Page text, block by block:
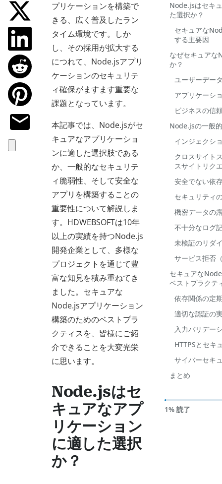
プリケーションを構築で
きる、広く普及したラン
タイム環境です。しか
し、その採用が拡大する
につれて、Node.jsアプリ
ケーションのセキュリテ
ィ確保がますます重要な
課題となっています。
本記事では、Node.jsがセ
キュアなアプリケーショ
ンに適した選択肢である
か、一般的なセキュリテ
ィ脆弱性、そして安全な
アプリを構築することの
重要性について解説しま
す。HDWEBSOFTは10年
以上の実績を持つNode.js
開発企業として、多様な
プロジェクトを通じて豊
富な知見を積み重ねてき
ました。セキュアな
Node.jsアプリケーション
構築のためのベストプラ
クティスを、皆様にご紹
介できることを大変光栄
に思います。
Node.jsはセ
キュアなアプ
リケーション
に適した選択
か？
Node.jsはセキ
た選択か？
セキュアな
する主要因
なぜセキュアな
か？
ユーザーデー
アプリケーシ
ビジネスの信
Node.jsの一般
インジェクシ
クロスサイト
スサイトリク
安全でない依
セキュリティ
機密データの
不十分なログ
未検証のリダ
サービス拒否
セキュアな
ベストプラクテ
依存関係の定
適切な認証の
入力バリデー
HTTPSとセキ
サイバーセキ
まとめ
1% 読了